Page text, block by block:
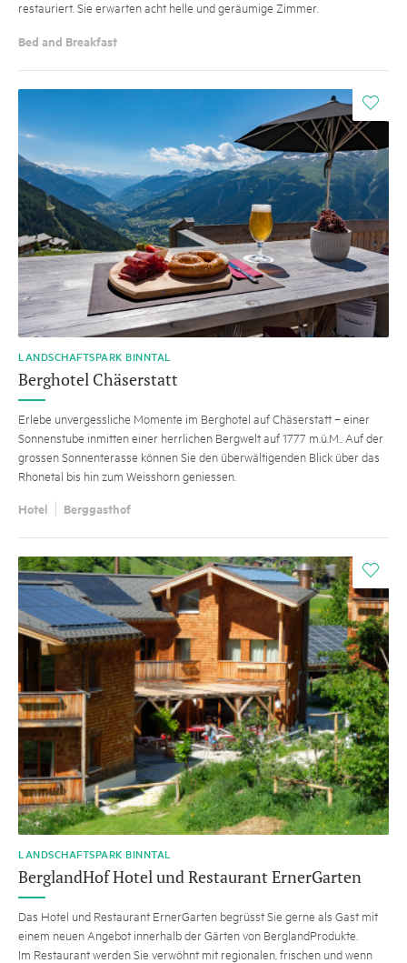
restauriert. Sie erwarten acht helle und geräumige Zimmer.
Bed and Breakfast
i
LANDSCHAFTSPARK BINNTAL
Berghotel Chäserstatt
Erlebe unvergessliche Momente im Berghotel auf Chäserstatt – einer
Sonnenstube inmitten einer herrlichen Bergwelt auf 1777 m.ü.M.. Auf der
grossen Sonnenterasse können Sie den überwältigenden Blick über das
Rhonetal bis hin zum Weisshorn geniessen.
Hotel Berggasthof
i
LANDSCHAFTSPARK BINNTAL
BerglandHof Hotel und Restaurant ErnerGarten
Das Hotel und Restaurant ErnerGarten begrüsst Sie gerne als Gast mit
einem neuen Angebot innerhalb der Gärten von BerglandProdukte.
Im Restaurant werden Sie verwöhnt mit regionalen, frischen und wenn